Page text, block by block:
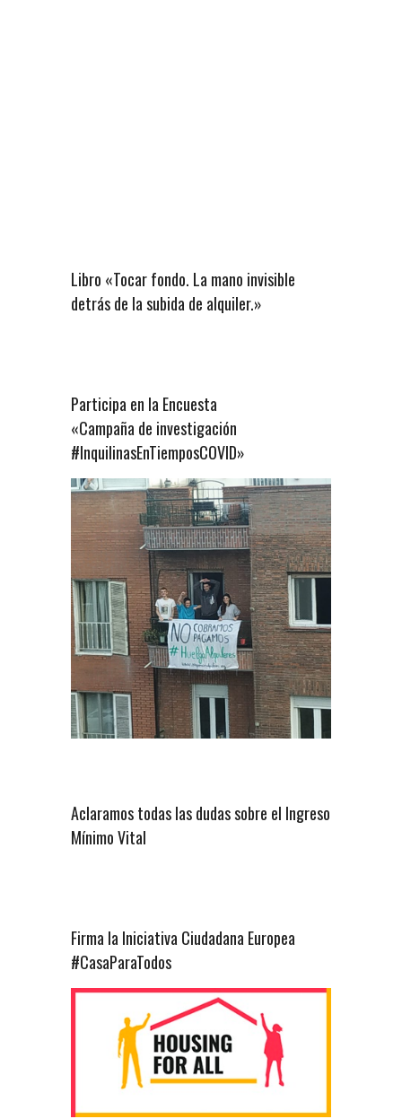
Libro «Tocar fondo. La mano invisible
detrás de la subida de alquiler.»
Participa en la Encuesta
«Campaña de investigación
#InquilinasEnTiemposCOVID»
Aclaramos todas las dudas sobre el Ingreso
Mínimo Vital
Firma la Iniciativa Ciudadana Europea
#CasaParaTodos